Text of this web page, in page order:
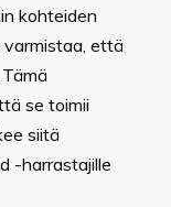
kohteiden
että
se toimii
siitä
-harrastajille